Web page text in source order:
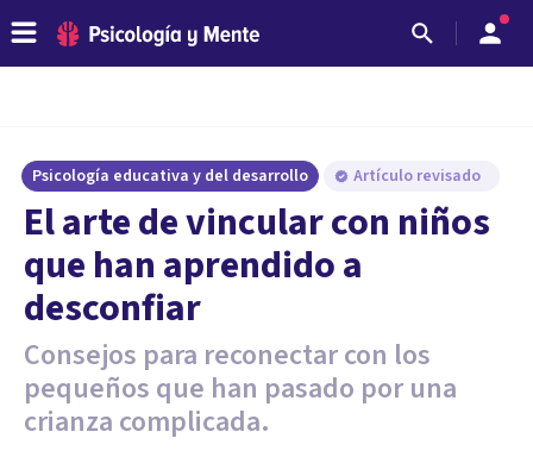
Psicología educativa y del desarrollo Artículo revisado
El arte de vincular con niños
que han aprendido a
desconfiar
Consejos para reconectar con los
pequeños que han pasado por una
crianza complicada.